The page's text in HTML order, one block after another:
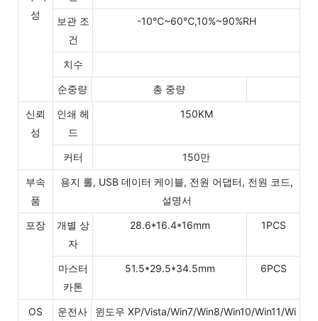
성
보관 조
건
-10℃~60℃,10%~90%RH
치수
순중량 총 중량
신뢰
성
인쇄 헤
드
150KM
커터 150만
부속
품
용지 롤, USB 데이터 케이블, 전원 어댑터, 전원 코드,
설명서
포장
개별 상
자
28.6*16.4*16mm 1PCS
마스터
카톤
51.5*29.5*34.5mm 6PCS
OS 운전사
윈도우 XP/Vista/Win7/Win8/Win10/Win11/Wi